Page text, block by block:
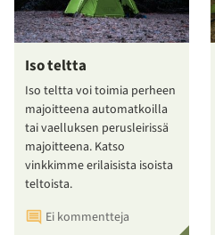
Iso teltta
Iso teltta voi toimia perheen
majoitteena automatkoilla
tai vaelluksen perusleirissä
majoitteena. Katso
vinkkimme erilaisista isoista
teltoista.
Ei kommentteja